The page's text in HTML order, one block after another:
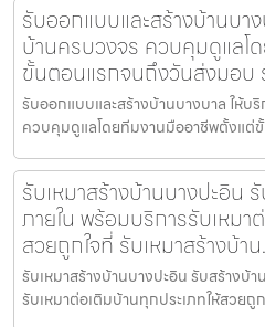
รับออกแบบและสร้างบ้านบา
บ้านครบวงจร ควบคุมดูแลโ
ขั้นตอนแรกจนถึงวันส่งมอบ
รับออกแบบและสร้างบ้านบางบาล ให้บ
ควบคุมดูแลโดยทีมงานมืออาชีพตั้งแต่
รับเหมาสร้างบ้านบางปะอิน
ภายใน พร้อมบริการรับเหมา
สวยถูกใจที่ รับเหมาสร้างบ้า
รับเหมาสร้างบ้านบางปะอิน รับสร้างบ้
รับเหมาต่อเติมบ้านทุกประเภทให้สวยถู